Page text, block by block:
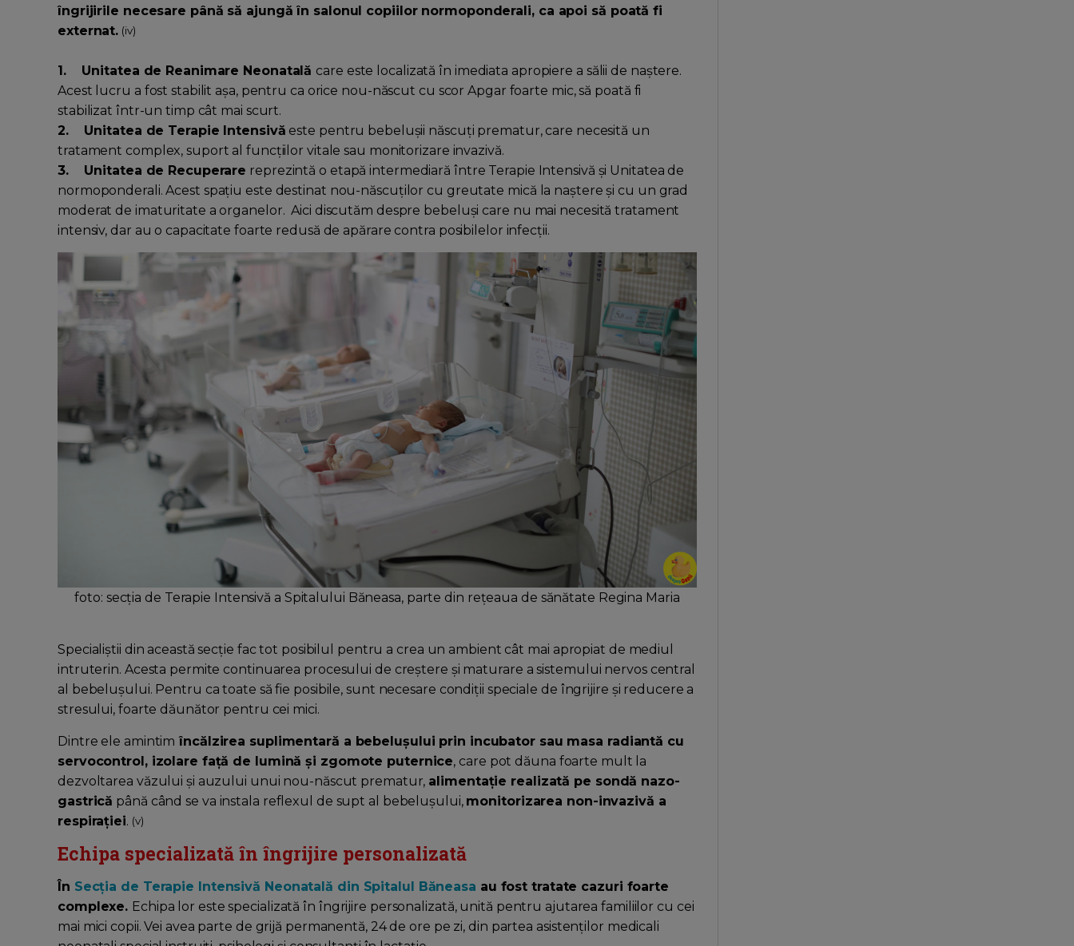
îngrijirile necesare până să ajungă în salonul copiilor normoponderali, ca apoi să poată fi
externat. (iv)
1. Unitatea de Reanimare Neonatală care este localizată în imediata apropiere a sălii de naștere.
Acest lucru a fost stabilit așa, pentru ca orice nou-născut cu scor Apgar foarte mic, să poată fi
stabilizat într-un timp cât mai scurt.
2. Unitatea de Terapie Intensivă este pentru bebelușii născuți prematur, care necesită un
tratament complex, suport al funcțiilor vitale sau monitorizare invazivă.
3. Unitatea de Recuperare reprezintă o etapă intermediară între Terapie Intensivă și Unitatea de
normoponderali. Acest spațiu este destinat nou-născuților cu greutate mică la naștere și cu un grad
moderat de imaturitate a organelor. Aici discutăm despre bebeluși care nu mai necesită tratament
intensiv, dar au o capacitate foarte redusă de apărare contra posibilelor infecții.
foto: secția de Terapie Intensivă a Spitalului Băneasa, parte din rețeaua de sănătate Regina Maria
Specialiștii din această secție fac tot posibilul pentru a crea un ambient cât mai apropiat de mediul
intruterin. Acesta permite continuarea procesului de creștere și maturare a sistemului nervos central
al bebelușului. Pentru ca toate să fie posibile, sunt necesare condiții speciale de îngrijire și reducere a
stresului, foarte dăunător pentru cei mici.
Dintre ele amintim încălzirea suplimentară a bebelușului prin incubator sau masa radiantă cu
servocontrol, izolare față de lumină și zgomote puternice, care pot dăuna foarte mult la
dezvoltarea văzului și auzului unui nou-născut prematur, alimentație realizată pe sondă nazo-
gastrică până când se va instala reflexul de supt al bebelușului, monitorizarea non-invazivă a
respirației. (v)
Echipa specializată în îngrijire personalizată
În Secția de Terapie Intensivă Neonatală din Spitalul Băneasa au fost tratate cazuri foarte
complexe. Echipa lor este specializată în îngrijire personalizată, unită pentru ajutarea familiilor cu cei
mai mici copii. Vei avea parte de grijă permanentă, 24 de ore pe zi, din partea asistenților medicali